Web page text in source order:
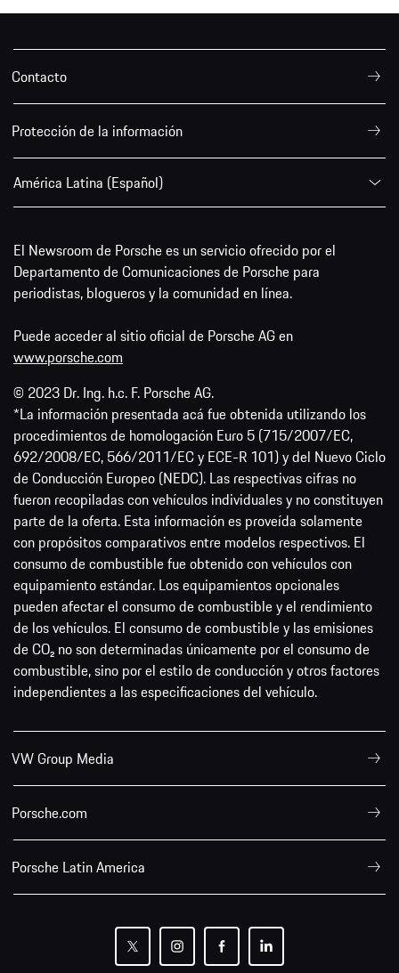
Contacto
Protección de la información
América Latina (Español)
El Newsroom de Porsche es un servicio ofrecido por el
Departamento de Comunicaciones de Porsche para
periodistas, blogueros y la comunidad en línea.
Puede acceder al sitio oficial de Porsche AG en
www.porsche.com
© 2023 Dr. Ing. h.c. F. Porsche AG.
*La información presentada acá fue obtenida utilizando los
procedimientos de homologación Euro 5 (715/2007/EC,
692/2008/EC, 566/2011/EC y ECE-R 101) y del Nuevo Ciclo
de Conducción Europeo (NEDC). Las respectivas cifras no
fueron recopiladas con vehículos individuales y no constituyen
parte de la oferta. Esta información es proveída solamente
con propósitos comparativos entre modelos respectivos. El
consumo de combustible fue obtenido con vehículos con
equipamiento estándar. Los equipamientos opcionales
pueden afectar el consumo de combustible y el rendimiento
de los vehículos. El consumo de combustible y las emisiones
de CO₂ no son determinadas únicamente por el consumo de
combustible, sino por el estilo de conducción y otros factores
independientes a las especificaciones del vehículo.
VW Group Media
Porsche.com
Porsche Latin America